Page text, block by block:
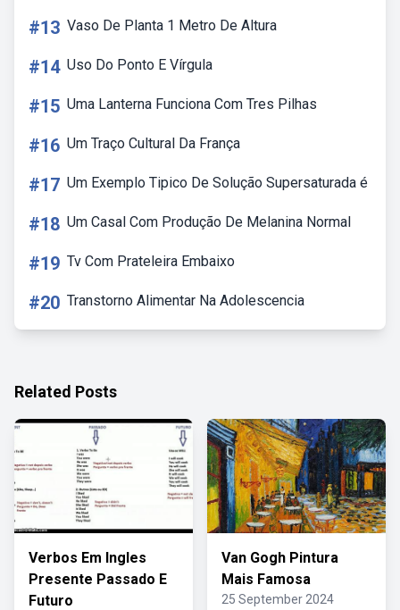
#13 Vaso De Planta 1 Metro De Altura
#14 Uso Do Ponto E Vírgula
#15 Uma Lanterna Funciona Com Tres Pilhas
#16 Um Traço Cultural Da França
#17 Um Exemplo Tipico De Solução Supersaturada é
#18 Um Casal Com Produção De Melanina Normal
#19 Tv Com Prateleira Embaixo
#20 Transtorno Alimentar Na Adolescencia
Related Posts
Verbos Em Ingles
Presente Passado E
Futuro
Van Gogh Pintura
Mais Famosa
25 September 2024